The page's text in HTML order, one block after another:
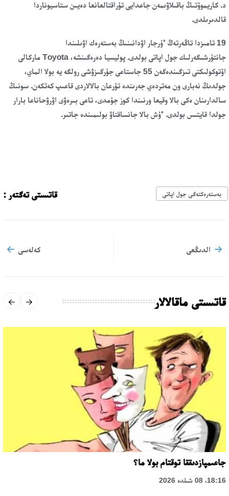
د. كاريموۆتىڭ باقىلاۋىمەن جاعدايى تۇراقتالعانعا دەيىن ستاسيوناردا
قالدىرىلدى.
19 تامىزدا تاڭەرتەڭ ءۇرجار اۋدانىنىڭ بەستەرەك اۋىلىندا
جانتۇرشىگەرلىك جول اپاتى بولدى. پوليسيا دەرەگىنشە، Toyota ماركالى
اۆتوكولىكتى تىزگىندەگەن 55 جاستاعى جۇرگىزۋشى رولگە يە بولا الماي،
جولدىڭ نەبارى ون مەتردەي جەرىندە تۇرعان بالالاردى قاعىپ كەتكەن. سونىڭ
سالدارىنان ەكى بالا وقيعا ورنىندا كوز جۇمدى، تاعى بىرەۋى اۋرۋحاناعا بارار
جولدا قايتىس بولدى. ءۇش بالا جانساقتاۋ بولىمىندە جاتىر.
قاتىستى تەگتەر : بەستەرەكتەگى جول اپاتى
الدىڭعى كەلەسى
قاتىستى ماقالالار
جاعىمپازدىققا توقتام بولا ما؟
18:16، 08 شىلدە 2026